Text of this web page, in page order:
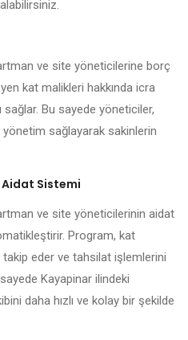
ve site yöneticilerine borç
kat malikleri hakkında icra
Bu sayede yöneticiler,
sağlayarak sakinlerin
Sistemi
ve site yöneticilerinin aidat
Program, kat
eder ve tahsilat işlemlerini
Kayapinar ilindeki
daha hızlı ve kolay bir şekilde